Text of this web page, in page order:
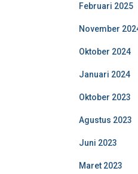
Februari 2025
November
Oktober 2024
Januari 2024
Oktober 2023
Agustus 2023
Juni 2023
Maret 2023